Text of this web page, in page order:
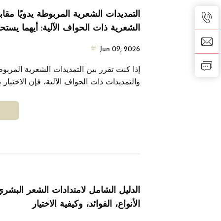
التمديدات الشعرية المربوطة يدويًا
الشعرية ذات الحواف الآلية: أيهما
Jun 09, 2026
إذا كنت تقرر بين التمديدات الشعرية
والتمديدات ذات الحواف الآلية، فإن
النوعين مصنوعان من شعر بشري حقيقي.
في الغرزة — أي سماكتها، ومدى استواء
الدليل الشامل لامتدادات الشعر
الأنواع، الفوائد، وكيفية الاختيار